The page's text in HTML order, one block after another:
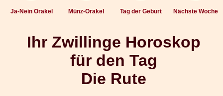
Ja-Nein Orakel Münz-Orakel Tag der Geburt Nächste Woche
Ihr Zwillinge Horoskop
für den Tag
Die Rute